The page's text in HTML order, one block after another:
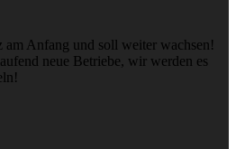
am Anfang und soll weiter wachsen!
neue Betriebe, wir werden es